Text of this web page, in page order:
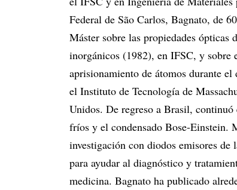
Federal de São Carlos, Bagnato, de
Máster sobre las propiedades ópticas
inorgánicos (1982), en IFSC, y sobre
aprisionamiento de átomos durante
el Instituto de Tecnología de
Unidos. De regreso a Brasil,
fríos y el condensado Bose-Einstein.
investigación con diodos emisores
para ayudar al diagnóstico y
medicina. Bagnato ha publicado